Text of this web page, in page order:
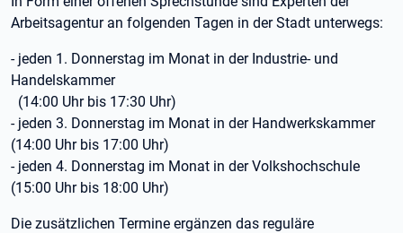
Arbeitsagentur an folgenden Tagen in der Stadt unterwegs:
- jeden 1. Donnerstag im Monat in der Industrie- und
Handelskammer
(14:00 Uhr bis 17:30 Uhr)
- jeden 3. Donnerstag im Monat in der Handwerkskammer
(14:00 Uhr bis 17:00 Uhr)
- jeden 4. Donnerstag im Monat in der Volkshochschule
(15:00 Uhr bis 18:00 Uhr)
Die zusätzlichen Termine ergänzen das reguläre